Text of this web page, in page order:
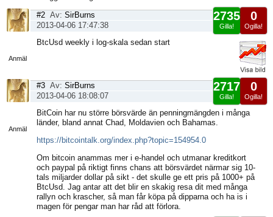
Anmäl
0
Ogilla!
2735
Gilla!
#2 Av: SirBurns
2013-04-06 17:47:38
BtcUsd weekly i log-skala sedan start
Anmäl
0
Ogilla!
2717
Gilla!
#3 Av: SirBurns
2013-04-06 18:08:07
BitCoin har nu större börsvärde än penningmängden i många
länder, bland annat Chad, Moldavien och Bahamas.
https://bitcointalk.org/index.php?topic=154954.0
Om bitcoin anammas mer i e-handel och utmanar kreditkort
och paypal på riktigt finns chans att börsvärdet närmar sig 10-
tals miljarder dollar på sikt - det skulle ge ett pris på 1000+ på
BtcUsd. Jag antar att det blir en skakig resa dit med många
rallyn och krascher, så man får köpa på dipparna och ha is i
magen för pengar man har råd att förlora.